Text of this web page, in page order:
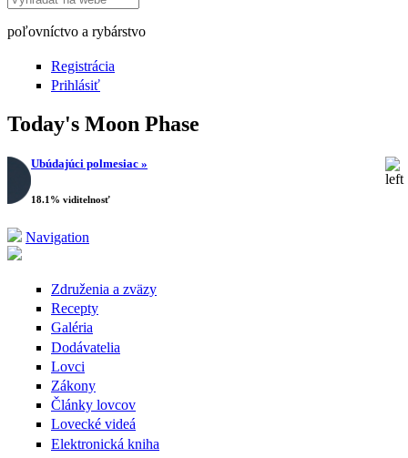
poľovníctvo a rybárstvo
Registrácia
Prihlásiť
Today's Moon Phase
Ubúdajúci polmesiac »
18.1% viditelnosť
Navigation
Združenia a zväzy
Recepty
Galéria
Dodávatelia
Lovci
Zákony
Články lovcov
Lovecké videá
Elektronická kniha